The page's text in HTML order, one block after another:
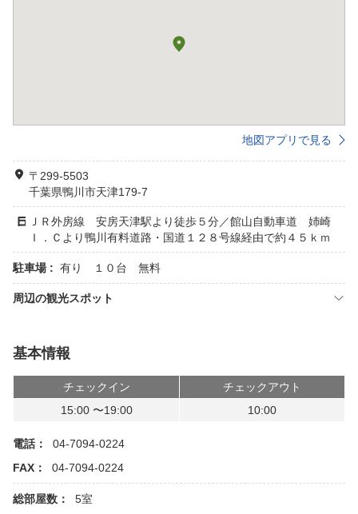
地図アプリで見る
〒299-5503
千葉県鴨川市天津179-7
ＪＲ外房線 安房天津駅より徒歩５分／館山自動車道 姉崎
Ｉ．Ｃより鴨川有料道路・国道１２８号線経由で約４５ｋｍ
駐車場 : 有り １０台 無料
周辺の観光スポット
基本情報
チェックイン
チェックアウト
15:00 〜19:00
10:00
電話：
04-7094-0224
FAX：
04-7094-0224
総部屋数： 5室